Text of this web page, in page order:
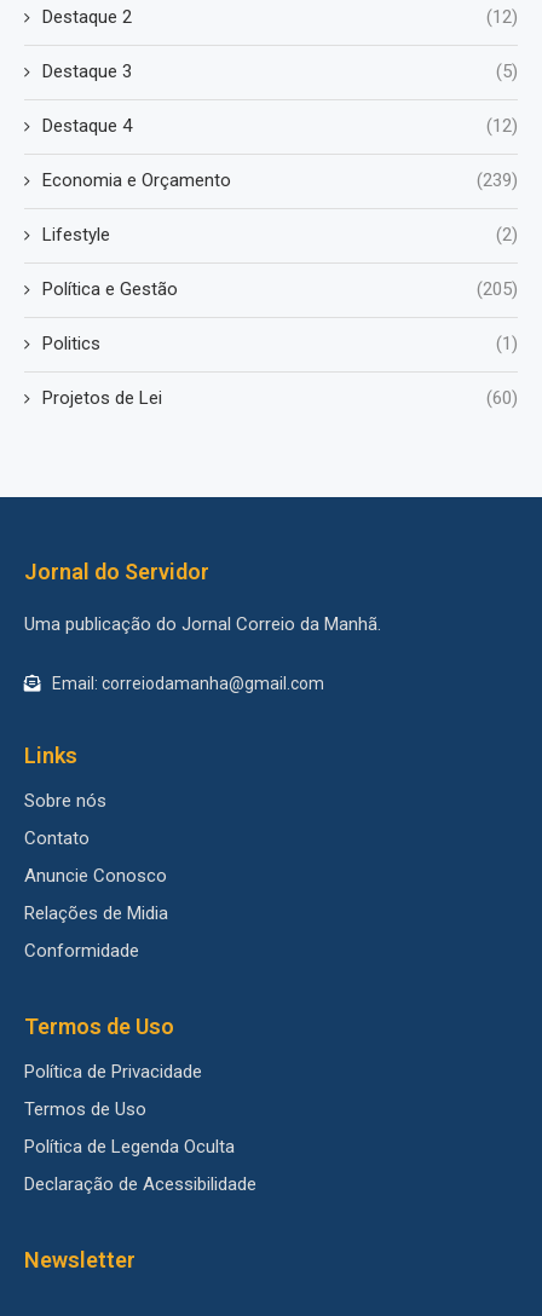
Destaque 2 (12)
Destaque 3 (5)
Destaque 4 (12)
Economia e Orçamento (239)
Lifestyle (2)
Política e Gestão (205)
Politics (1)
Projetos de Lei (60)
Jornal do Servidor
Uma publicação do Jornal Correio da Manhã.
Email: correiodamanha@gmail.com
Links
Sobre nós
Contato
Anuncie Conosco
Relações de Midia
Conformidade
Termos de Uso
Política de Privacidade
Termos de Uso
Política de Legenda Oculta
Declaração de Acessibilidade
Newsletter